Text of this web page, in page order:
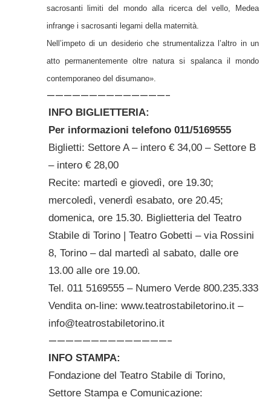
sacrosanti limiti del mondo alla ricerca del vello, Medea
infrange i sacrosanti legami della maternità.
Nell’impeto di un desiderio che strumentalizza l’altro in un
atto permanentemente oltre natura si spalanca il mondo
contemporaneo del disumano».
——————————————-
INFO BIGLIETTERIA:
Per informazioni telefono011/5169555
Biglietti: Settore A – intero € 34,00 – Settore B
– intero € 28,00
Recite: martedì e giovedì, ore 19.30;
mercoledì, venerdì esabato, ore 20.45;
domenica, ore 15.30. Biglietteria del Teatro
Stabile di Torino |Teatro Gobetti – via Rossini
8, Torino – dal martedì al sabato, dalle ore
13.00 alle ore 19.00.
Tel. 011 5169555 – Numero Verde 800.235.333
Vendita on-line:www.teatrostabiletorino.it –
info@teatrostabiletorino.it
——————————————-
INFO STAMPA:
Fondazione del Teatro Stabile di Torino,
Settore Stampa e Comunicazione: